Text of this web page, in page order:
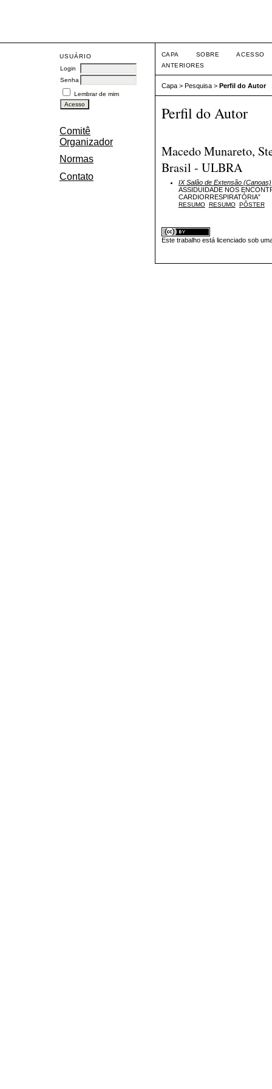
USUÁRIO
Login
Senha
Lembrar de mim
Comitê
Organizador
Normas
Contato
CAPA SOBRE
ACESSO
ANTERIORES
Capa> Pesquisa> Perfil do Autor
Perfil do Autor
Macedo Munareto,
Brasil - ULBRA
IX Salão de Extensão (Canoas)
ASSIDUIDADE NOS
CARDIORRESPIRATÓRIA”
RESUMO RESUMO PÔSTER
Este trabalho está licenciado sob